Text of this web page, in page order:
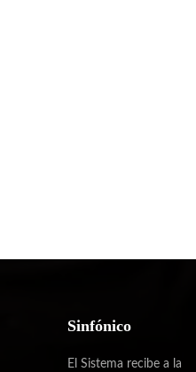
Sinfónico
El Sistema recibe a la